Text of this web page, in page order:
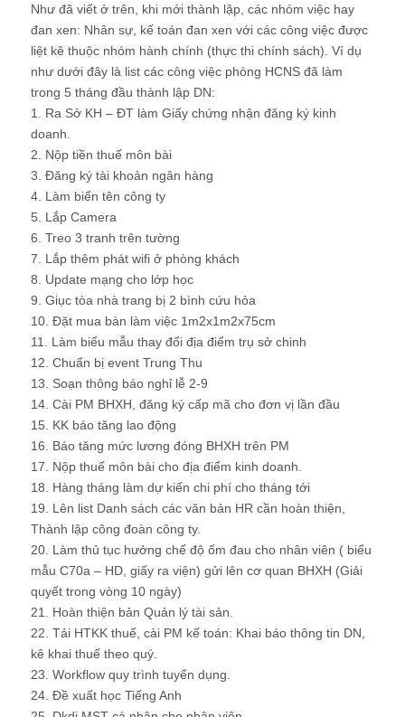
Như đã viết ở trên, khi mới thành lập, các nhóm việc hay
đan xen: Nhân sự, kế toán đan xen với các công việc được
liệt kê thuộc nhóm hành chính (thực thi chính sách). Ví dụ
như dưới đây là list các công việc phòng HCNS đã làm
trong 5 tháng đầu thành lập DN:
1. Ra Sở KH – ĐT làm Giấy chứng nhận đăng ký kinh
doanh.
2. Nộp tiền thuế môn bài
3. Đăng ký tài khoản ngân hàng
4. Làm biển tên công ty
5. Lắp Camera
6. Treo 3 tranh trên tường
7. Lắp thêm phát wifi ở phòng khách
8. Update mạng cho lớp học
9. Giục tòa nhà trang bị 2 bình cứu hỏa
10. Đặt mua bàn làm việc 1m2x1m2x75cm
11. Làm biểu mẫu thay đổi địa điểm trụ sở chinh
12. Chuẩn bị event Trung Thu
13. Soạn thông báo nghỉ lễ 2-9
14. Cài PM BHXH, đăng ký cấp mã cho đơn vị lần đầu
15. KK báo tăng lao động
16. Báo tăng mức lương đóng BHXH trên PM
17. Nộp thuế môn bài cho địa điểm kinh doanh.
18. Hàng tháng làm dự kiến chi phí cho tháng tới
19. Lên list Danh sách các văn bản HR cần hoàn thiện,
Thành lập công đoàn công ty.
20. Làm thủ tục hưởng chế độ ốm đau cho nhân viên ( biểu
mẫu C70a – HD, giấy ra viện) gửi lên cơ quan BHXH (Giải
quyết trong vòng 10 ngày)
21. Hoàn thiện bản Quản lý tài sản.
22. Tải HTKK thuế, cài PM kế toán: Khai báo thông tin DN,
kê khai thuế theo quý.
23. Workflow quy trình tuyển dụng.
24. Đề xuất học Tiếng Anh